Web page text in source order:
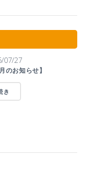
07/27
のお知らせ】
き